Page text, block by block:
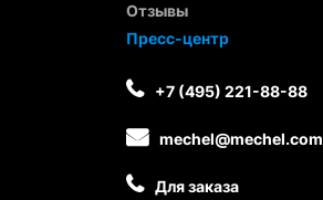
Отзывы
Пресс-центр
+7 (495) 221-88-88
mechel@mechel.com
Для заказа